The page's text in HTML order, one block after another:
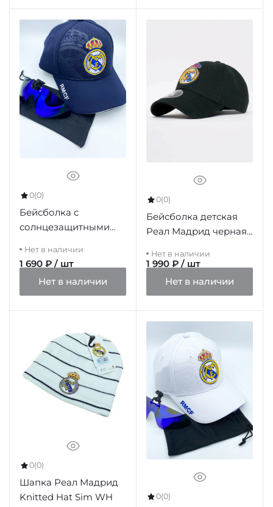
0(0)
Бейсболка с
солнцезащитными
темно-синяя
Нет в наличии
1 690 ₽ / шт
Нет в наличии
0(0)
Бейсболка детская
Реал Мадрид черная
Нет в наличии
1 990 ₽ / шт
Нет в наличии
0(0)
Шапка Реал Мадрид
Knitted Hat Sim WH
0(0)